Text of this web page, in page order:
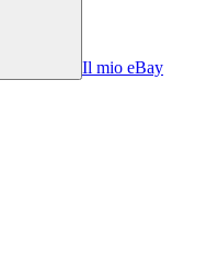
Il mio eBay